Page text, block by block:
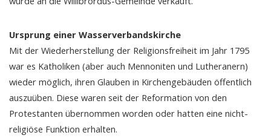
Ursprung einer Wasserverbandskirche
Mit der Wiederherstellung der Religionsfreiheit im Jahr 1795
war es Katholiken (aber auch Mennoniten und Lutheranern)
wieder möglich, ihren Glauben in Kirchengebäuden öffentlich
auszuüben. Diese waren seit der Reformation von den
Protestanten übernommen worden oder hatten eine nicht-
religiöse Funktion erhalten.